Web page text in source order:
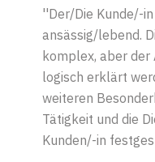
''Der/Die Kunde/-
ansässig/lebend.
komplex, aber
logisch erklärt
weiteren
Tätigkeit und die
Kunden/-in